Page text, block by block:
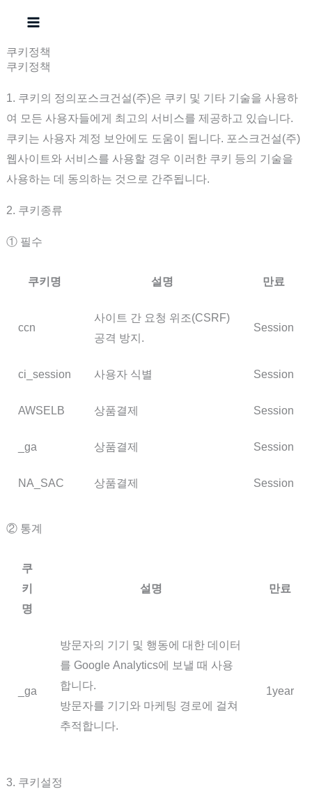
츠
로
쿠키정책
쿠키정책
1. 쿠키의 정의포스크건설(주)은 쿠키 및 기타 기술을 사용하
여 모든 사용자들에게 최고의 서비스를 제공하고 있습니다.
쿠키는 사용자 계정 보안에도 도움이 됩니다. 포스크건설(주)
웹사이트와 서비스를 사용할 경우 이러한 쿠키 등의 기술을
사용하는 데 동의하는 것으로 간주됩니다.
2. 쿠키종류
① 필수
쿠키명 설명 만료
ccn
사이트 간 요청 위조(CSRF)
공격 방지.
Session
ci_session 사용자 식별 Session
AWSELB 상품결제 Session
_ga 상품결제 Session
NA_SAC 상품결제 Session
② 통계
쿠
키
명
설명 만료
_ga
방문자의 기기 및 행동에 대한 데이터
를 Google Analytics에 보낼 때 사용
합니다.
방문자를 기기와 마케팅 경로에 걸쳐
추적합니다.
1year
3. 쿠키설정